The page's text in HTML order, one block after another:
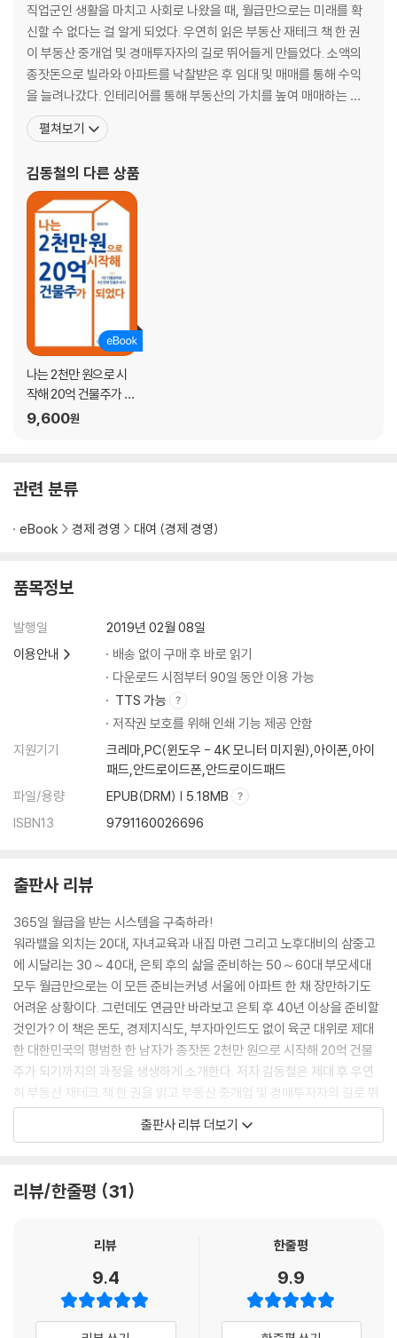
3장 1인 디벨로퍼로 3년 안에 행복한 건물주가 되자
도심 한복판의 50년 된 단독주택을 가지다
기획부터 건축까지 1인 디벨로퍼를 시작하다
1인 디벨로퍼로서 수많은 시행착오를 겪다
고진감래 끝에 드디어 내 건물을 완성하다
당당한 건물주로서 첫 계약의 환희!
4장 공·경매라는 무기로 1인 디벨로퍼가 되자
공·경매에서 건축부지 찾기
지방 땅 1천 평보다 센 도심 속 땅 30평의 위력
1인 디벨로퍼가 되어야 하는 이유
공·경매로 취득한 단독주택 개발하기
5장 조물주 위에 건물주! 내 건물에서 월급받아라
스텝 바이 스텝, 부동산투자 계획 세우기
월급을 한 달에 한 번만 받아야 하는 것은 아니다
수익형 부동산의 대장인 꼬마빌딩 열풍에 동참하라
6장 큰돈 없어도 누구나 1인 디벨로퍼가 될 수 있다
1인 디벨로퍼 시장의 동향 및 전망 파악하기
공·경매 및 급매를 통한 사업지 선정과 입지 분석하기
각 공정별 관리 감독 및 확인 사항 체크하기
수익 극대화 및 리스크 최소화 노하우 알기
부록 1_ 경매 기본 절차 13단계 알아보기
부록 2_ 부동산투자자라면 꼭 알아야 할 사이트
직업군인 생활을 마치고 사회로 나왔을 때, 월급만으로는 미래를 확
신할 수 없다는 걸 알게 되었다. 우연히 읽은 부동산 재테크 책 한 권
이 부동산 중개업 및 경매투자자의 길로 뛰어들게 만들었다. 소액의
종잣돈으로 빌라와 아파트를 낙찰받은 후 임대 및 매매를 통해 수익
을 늘려나갔다. 인테리어를 통해 부동산의 가치를 높여 매매하는 방
법으로 놀라운 수익을 경험하기도 했다. 다수의 낙찰로 성과를 올리
던 중 ‘1인 디벨로퍼’로서 건물을 신축해 건물주가 되었다. 현재 건물·
일 월세 받기’를 목표로 정진중이다. 노후대비를
펼쳐보기
김동철의 다른 상품
나는 2천만 원으로 시
작해 20억 건물주가 되
었다
9,600원
관련 분류
eBook 경제 경영 대여 (경제 경영)
품목정보
발행일
2019년 02월 08일
이용안내
배송 없이 구매 후 바로 읽기
다운로드 시점부터 90일 동안 이용 가능
TTS 가능
저작권 보호를 위해 인쇄 기능 제공 안함
지원기기
크레마,PC(윈도우 - 4K 모니터 미지원),아이폰,아이
패드,안드로이드폰,안드로이드패드
파일/용량
EPUB(DRM) | 5.18MB
ISBN13
9791160026696
출판사 리뷰
365일 월급을 받는 시스템을 구축하라!
워라밸을 외치는 20대, 자녀교육과 내집 마련 그리고 노후대비의 삼중고
에 시달리는 30～40대, 은퇴 후의 삶을 준비하는 50～60대 부모세대
모두 월급만으로는 이 모든 준비는커녕 서울에 아파트 한 채 장만하기도
어려운 상황이다. 그런데도 연금만 바라보고 은퇴 후 40년 이상을 준비할
것인가? 이 책은 돈도, 경제지식도, 부자마인드도 없이 육군 대위로 제대
한 대한민국의 평범한 한 남자가 종잣돈 2천만 원으로 시작해 20억 건물
주가 되기까지의 과정을 생생하게 소개한다. 저자 김동철은 제대 후 우연
히 부동산 재테크 책 한 권을 읽고 부동산 중개업 및 경매투자자의 길로 뛰
어들었다. 소액의 종잣돈으로 빌라와 아파트를 낙찰받은 후 임대 및 매매
를 통해 수익을 늘려나갔다. 인테리어를 통해 부동산의 가치를 높여 매매
이 책은 총 6장으로 구성되어 있다. 1장 ‘20억 건물주가 되려면 부자마인
모든 것이 달려 있다고 말한다. 작은 것부터 시작해서 경험을 쌓고 게임의
부동산투자는 이제 끝났다’에서는 경쟁이 치열한 쉬운 투자 방식을 지양하
고 대부분의 사람이 꺼리는 구옥빌라를 저렴한 가격에 매입하거나 부동산
경매를 통해 낙찰을 받아 미래가치를 상승시키라고 말한다. 3장 ‘1인 디벨
출판사 리뷰 더보기
리뷰/한줄평 31
리뷰
9.4
한줄평
9.9